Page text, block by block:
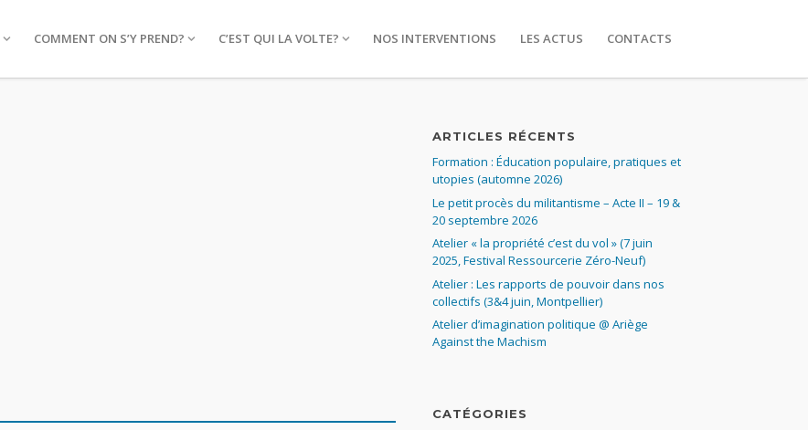
COMMENT ON S’Y PREND? C’EST QUI LA VOLTE? NOS INTERVENTIONS LES ACTUS CONTACTS
ARTICLES RÉCENTS
Formation : Éducation populaire, pratiques et
utopies (automne 2026)
Le petit procès du militantisme – Acte II – 19 &
20 septembre 2026
Atelier « la propriété c’est du vol » (7 juin
2025, Festival Ressourcerie Zéro-Neuf)
Atelier : Les rapports de pouvoir dans nos
collectifs (3&4 juin, Montpellier)
Atelier d’imagination politique @ Ariège
Against the Machism
CATÉGORIES